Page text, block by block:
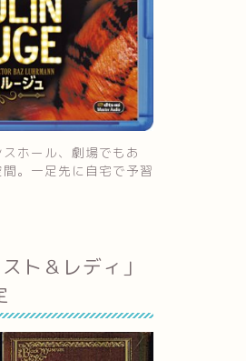
ホール、劇場でもあ
。一足先に自宅で予習